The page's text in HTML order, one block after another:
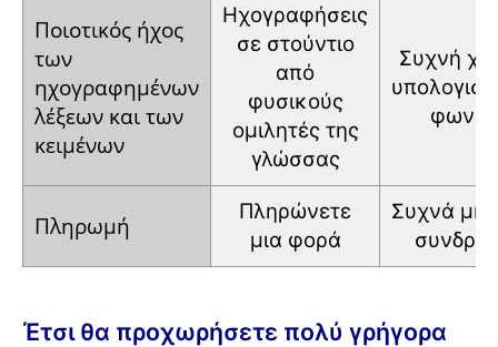
Ποιοτικός ήχος
των
ηχογραφημένων
λέξεων και των
κειμένων
Ηχογραφήσεις
σε στούντιο
από
φυσικούς
ομιλητές της
γλώσσας
Συχνή
φωνής
Πληρωμή
Πληρώνετε
μια φορά
Συχνά
Έτσι θα προχωρήσετε πολύ γρήγορα